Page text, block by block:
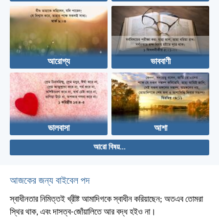
আরোগ্য ভাববাণী
ভালবাসা আশা
আরো বিষয়...
আজকের জন্য বাইবেল পদ
স্বাধীনতার নিমিত্তই খ্রীষ্ট আমাদিগকে স্বাধীন করিয়াছেন; অতএব তোমরা
স্থির থাক, এবং দাসত্ব-জোঁয়ালিতে আর বদ্ধ হইও না।